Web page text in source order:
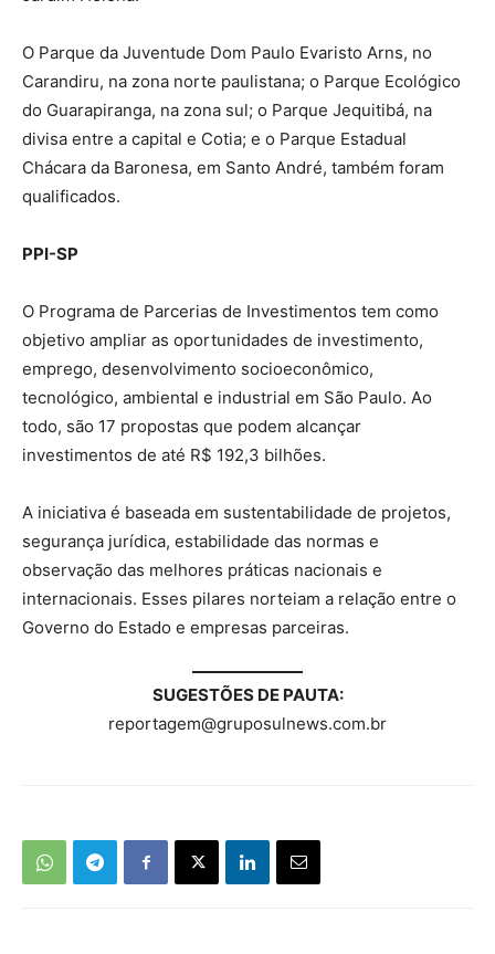
O Parque da Juventude Dom Paulo Evaristo Arns, no
Carandiru, na zona norte paulistana; o Parque Ecológico
do Guarapiranga, na zona sul; o Parque Jequitibá, na
divisa entre a capital e Cotia; e o Parque Estadual
Chácara da Baronesa, em Santo André, também foram
qualificados.
PPI-SP
O Programa de Parcerias de Investimentos tem como
objetivo ampliar as oportunidades de investimento,
emprego, desenvolvimento socioeconômico,
tecnológico, ambiental e industrial em São Paulo. Ao
todo, são 17 propostas que podem alcançar
investimentos de até R$ 192,3 bilhões.
A iniciativa é baseada em sustentabilidade de projetos,
segurança jurídica, estabilidade das normas e
observação das melhores práticas nacionais e
internacionais. Esses pilares norteiam a relação entre o
Governo do Estado e empresas parceiras.
SUGESTÕES DE PAUTA:
reportagem@gruposulnews.com.br